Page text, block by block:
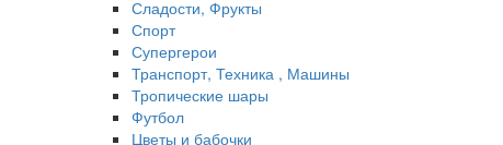
Сладости, Фрукты
Спорт
Супергерои
Транспорт, Техника , Машины
Тропические шары
Футбол
Цветы и бабочки